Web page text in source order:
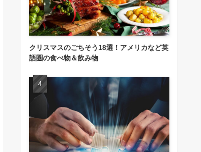
クリスマスのごちそう18選！アメリカなど英
語圏の食べ物＆飲み物